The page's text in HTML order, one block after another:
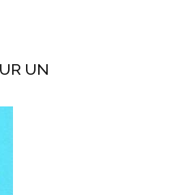
UN